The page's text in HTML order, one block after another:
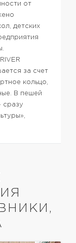
от
детских
за счет
кольцо,
В пешей
сразу